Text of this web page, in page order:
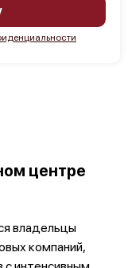
центре
владельцы
компаний,